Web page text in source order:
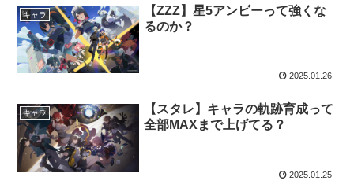
キャラ
【ZZZ】星5アンビーって強くな
るのか？
2025.01.26
キャラ
【スタレ】キャラの軌跡育成って
全部MAXまで上げてる？
2025.01.25